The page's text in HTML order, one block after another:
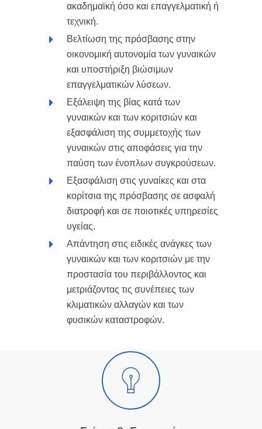
ακαδημαϊκή όσο και επαγγελματική ή
τεχνική.
Βελτίωση της πρόσβασης στην
οικονομική αυτονομία των γυναικών
και υποστήριξη βιώσιμων
επαγγελματικών λύσεων.
Εξάλειψη της βίας κατά των
γυναικών και των κοριτσιών και
εξασφάλιση της συμμετοχής των
γυναικών στις αποφάσεις για την
παύση των ένοπλων συγκρούσεων.
Εξασφάλιση στις γυναίκες και στα
κορίτσια της πρόσβασης σε ασφαλή
διατροφή και σε ποιοτικές υπηρεσίες
υγείας.
Απάντηση στις ειδικές ανάγκες των
γυναικών και των κοριτσιών με την
προστασία του περιβάλλοντος και
μετριάζοντας τις συνέπειες των
κλιματικών αλλαγών και των
φυσικών καταστροφών.